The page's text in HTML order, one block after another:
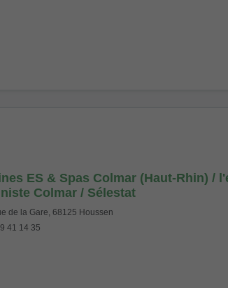
ES & Spas Colmar (Haut-Rhin) /
Colmar / Sélestat
de la Gare, 68125 Houssen
41 14 35